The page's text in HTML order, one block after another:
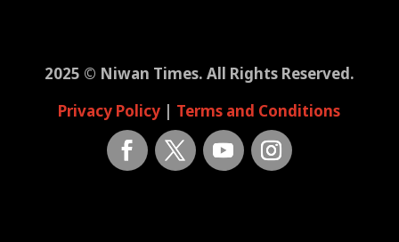
2025 © Niwan Times. All Rights Reserved.
Privacy Policy | Terms and Conditions